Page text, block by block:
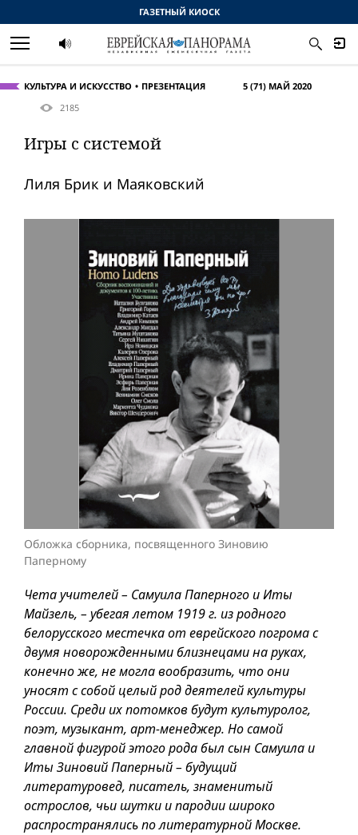
КУЛЬТУРА И ИСКУССТВО ПРЕЗЕНТАЦИЯ
5 (71) МАЙ 2020
2185
Игры с системой
Лиля Брик и Маяковский
Обложка сборника, посвященного Зиновию
Паперному
Чета учителей – Самуила Паперного и Иты
Майзель, – убегая летом 1919 г. из родного
белорусского местечка от еврейского погрома с
двумя новорожденными близнецами на руках,
конечно же, не могла вообразить, что они
уносят с собой целый род деятелей культуры
России. Среди их потомков будут культуролог,
поэт, музыкант, арт-менеджер. Но самой
главной фигурой этого рода был сын Самуила и
Иты Зиновий Паперный – будущий
литературовед, писатель, знаменитый
острослов, чьи шутки и пародии широко
распространялись по литературной Москве.
ГАЗЕТНЫЙ КИОСК